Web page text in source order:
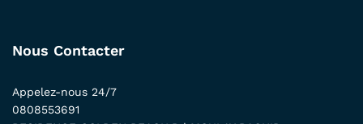
Nous Contacter
Appelez-nous 24/7
0808553691